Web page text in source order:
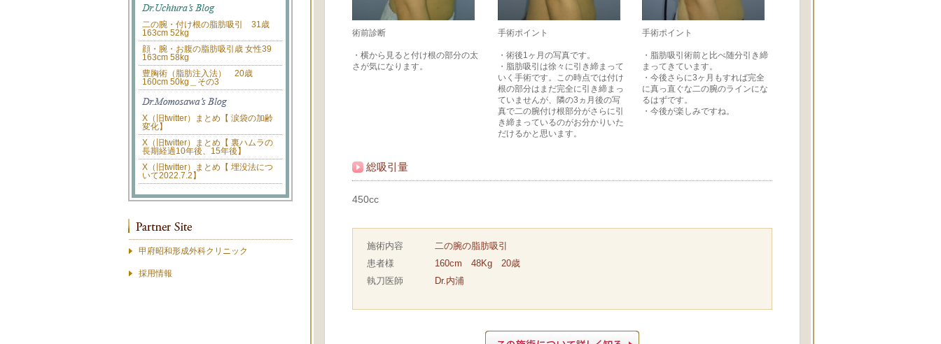
術前診断
・横から見ると付け根の部分の太
さが気になります。
手術ポイント
・術後1ヶ月の写真です。
・脂肪吸引は徐々に引き締まって
いく手術です。この時点では付け
根の部分はまだ完全に引き締まっ
ていませんが、隣の3ヵ月後の写
真で二の腕付け根部分がさらに引
き締まっているのがお分かりいた
だけるかと思います。
手術ポイント
・脂肪吸引術前と比べ随分引き締
まってきています。
・今後さらに3ヶ月もすれば完全
に真っ直ぐな二の腕のラインにな
るはずです。
・今後が楽しみですね。
総吸引量
450cc
施術内容
二の腕の脂肪吸引
患者様
160cm 48Kg 20歳
執刀医師
Dr.内浦
二の腕・付け根の脂肪吸引 31歳
163cm 52kg
顔・腕・お腹の脂肪吸引歳 女性39
163cm 58kg
豊胸術（脂肪注入法） 20歳
160cm 50kg＿その3
X（旧twitter）まとめ【 涙袋の加齢
変化】
X（旧twitter）まとめ【 裏ハムラの
長期経過10年後、15年後】
X（旧twitter）まとめ【 埋没法につ
いて2022.7.2】
甲府昭和形成外科クリニック
採用情報